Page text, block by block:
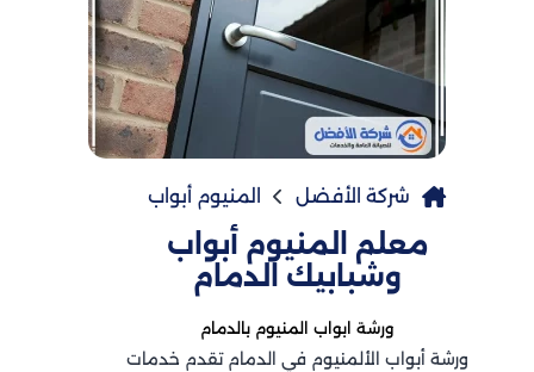
شركة الأفضل المنيوم أبواب
معلم المنيوم أبواب
وشبابيك الدمام
ورشة ابواب المنيوم بالدمام
ورشة أبواب الألمنيوم في الدمام تقدم خدمات